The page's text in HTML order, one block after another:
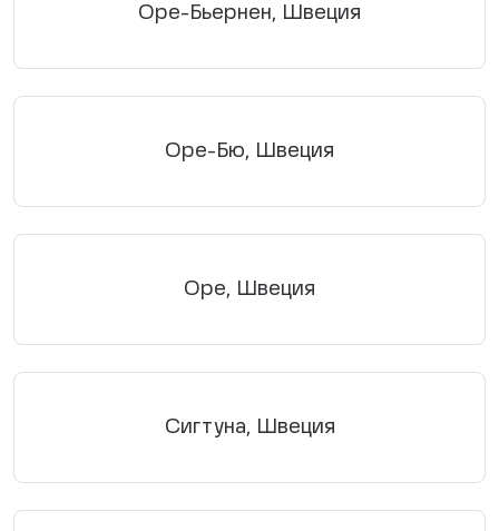
Оре-Бьернен, Швеция
Оре-Бю, Швеция
Оре, Швеция
Сигтуна, Швеция